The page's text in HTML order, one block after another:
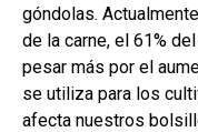
góndolas.
de la carne, el 61%
pesar más por el
se utiliza para los
afecta nuestros